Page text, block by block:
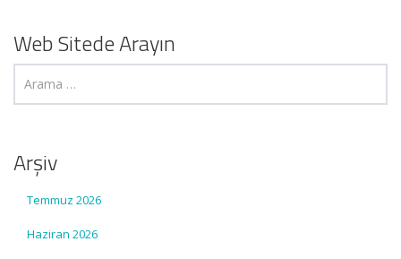
Web Sitede Arayın
Arşiv
Temmuz 2026
Haziran 2026